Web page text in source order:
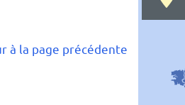
à la page précédente